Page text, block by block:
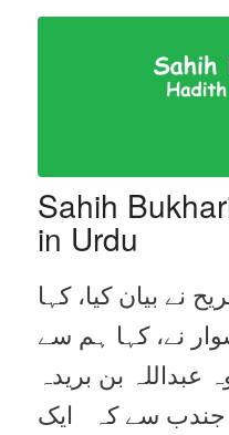
Sahih
in Urdu
نے بیان کیا، کہا
نے، کہا ہم سے
بن بریدہ
سے کہ ایک